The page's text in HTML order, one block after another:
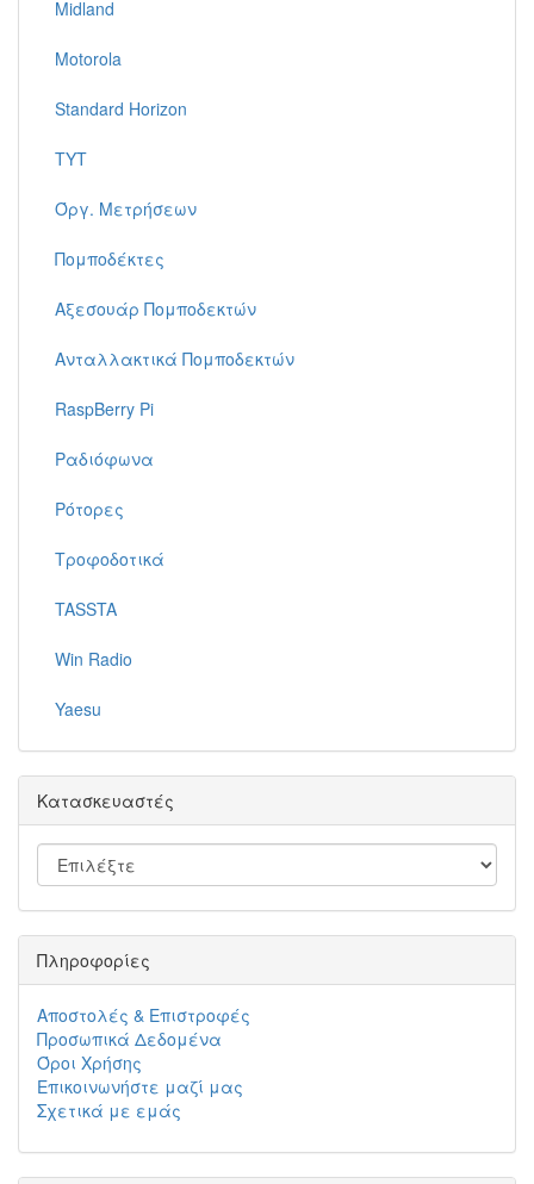
Midland
Motorola
Standard Horizon
TYT
Όργ. Μετρήσεων
Πομποδέκτες
Αξεσουάρ Πομποδεκτών
Ανταλλακτικά Πομποδεκτών
RaspBerry Pi
Ραδιόφωνα
Ρότορες
Τροφοδοτικά
TASSTA
Win Radio
Yaesu
Κατασκευαστές
Πληροφορίες
Αποστολές & Επιστροφές
Προσωπικά Δεδομένα
Όροι Χρήσης
Επικοινωνήστε μαζί μας
Σχετικά με εμάς